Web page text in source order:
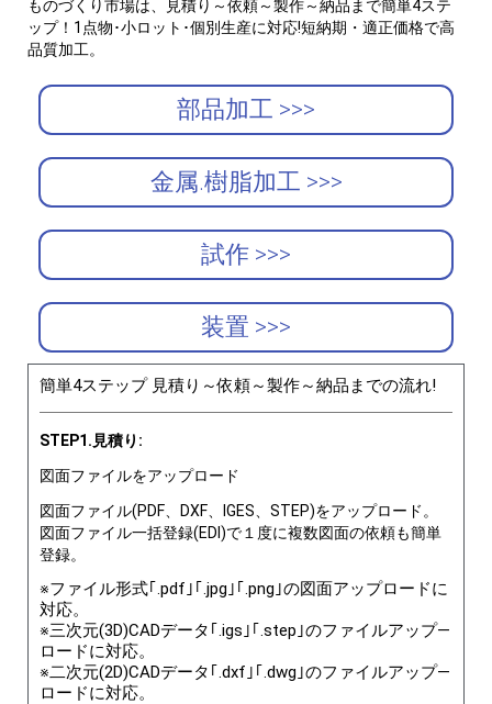
ものづくり市場は、見積り～依頼～製作～納品まで簡単4ステ
ップ！1点物･小ロット･個別生産に対応!短納期・適正価格で高
品質加工。
部品加工 >>>
金属.樹脂加工 >>>
試作 >>>
装置 >>>
簡単4ステップ 見積り～依頼～製作～納品までの流れ!
STEP1.見積り:
図面ファイルをアップロード
図面ファイル(PDF、DXF、IGES、STEP)をアップロード。
図面ファイル一括登録(EDI)で１度に複数図面の依頼も簡単
登録。
※ファイル形式｢.pdf｣｢.jpg｣｢.png｣の図面アップロードに
対応。
※三次元(3D)CADデータ｢.igs｣｢.step｣のファイルアップ―
ロードに対応。
※二次元(2D)CADデータ｢.dxf｣｢.dwg｣のファイルアップ―
ロードに対応。